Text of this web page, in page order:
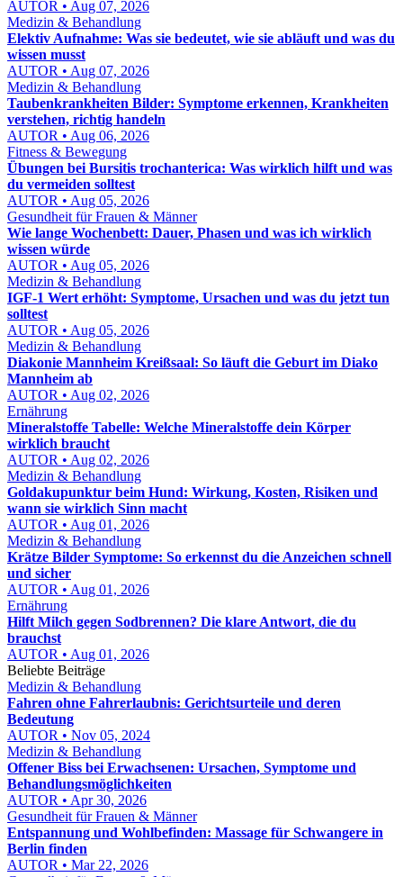
AUTOR • Aug 07, 2026
Medizin & Behandlung
Elektiv Aufnahme: Was sie bedeutet, wie sie abläuft und was du
wissen musst
AUTOR • Aug 07, 2026
Medizin & Behandlung
Taubenkrankheiten Bilder: Symptome erkennen, Krankheiten
verstehen, richtig handeln
AUTOR • Aug 06, 2026
Fitness & Bewegung
Übungen bei Bursitis trochanterica: Was wirklich hilft und was
du vermeiden solltest
AUTOR • Aug 05, 2026
Gesundheit für Frauen & Männer
Wie lange Wochenbett: Dauer, Phasen und was ich wirklich
wissen würde
AUTOR • Aug 05, 2026
Medizin & Behandlung
IGF-1 Wert erhöht: Symptome, Ursachen und was du jetzt tun
solltest
AUTOR • Aug 05, 2026
Medizin & Behandlung
Diakonie Mannheim Kreißsaal: So läuft die Geburt im Diako
Mannheim ab
AUTOR • Aug 02, 2026
Ernährung
Mineralstoffe Tabelle: Welche Mineralstoffe dein Körper
wirklich braucht
AUTOR • Aug 02, 2026
Medizin & Behandlung
Goldakupunktur beim Hund: Wirkung, Kosten, Risiken und
wann sie wirklich Sinn macht
AUTOR • Aug 01, 2026
Medizin & Behandlung
Krätze Bilder Symptome: So erkennst du die Anzeichen schnell
und sicher
AUTOR • Aug 01, 2026
Ernährung
Hilft Milch gegen Sodbrennen? Die klare Antwort, die du
brauchst
AUTOR • Aug 01, 2026
Beliebte Beiträge
Medizin & Behandlung
Fahren ohne Fahrerlaubnis: Gerichtsurteile und deren
Bedeutung
AUTOR • Nov 05, 2024
Medizin & Behandlung
Offener Biss bei Erwachsenen: Ursachen, Symptome und
Behandlungsmöglichkeiten
AUTOR • Apr 30, 2026
Gesundheit für Frauen & Männer
Entspannung und Wohlbefinden: Massage für Schwangere in
Berlin finden
AUTOR • Mar 22, 2026